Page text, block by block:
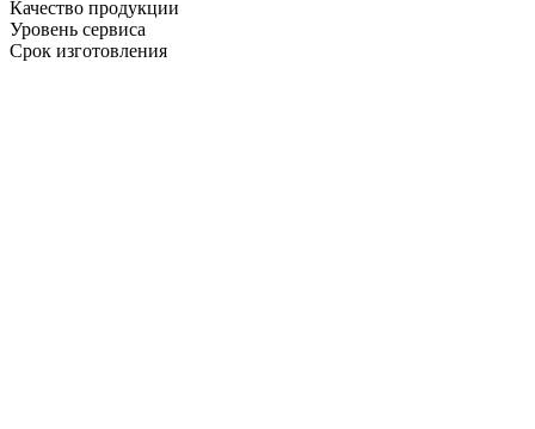
Качество продукции
Уровень сервиса
Срок изготовления